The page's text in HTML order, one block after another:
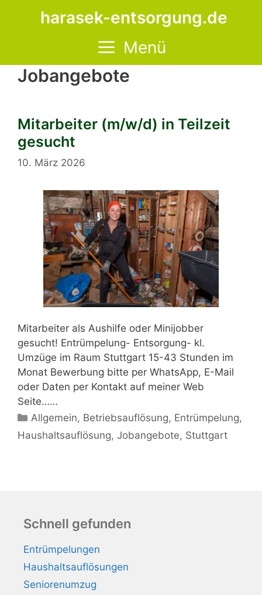
harasek-entsorgung.de
Menü
Jobangebote
Mitarbeiter (m/w/d) in Teilzeit
gesucht
10. März 2026
Mitarbeiter als Aushilfe oder Minijobber
gesucht! Entrümpelung- Entsorgung- kl.
Umzüge im Raum Stuttgart 15-43 Stunden im
Monat Bewerbung bitte per WhatsApp, E-Mail
oder Daten per Kontakt auf meiner Web
Seite……
Kategorien
Allgemein, Betriebsauflösung, Entrümpelung,
Haushaltsauflösung, Jobangebote, Stuttgart
Schnell gefunden
Entrümpelungen
Haushaltsauflösungen
Seniorenumzug